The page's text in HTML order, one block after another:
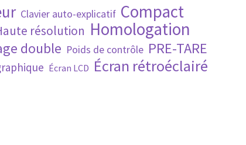
Clavier auto-explicatif Compact
résolution Homologation
double Poids de contrôle PRE-TARE
Écran LCD Écran rétroéclairé